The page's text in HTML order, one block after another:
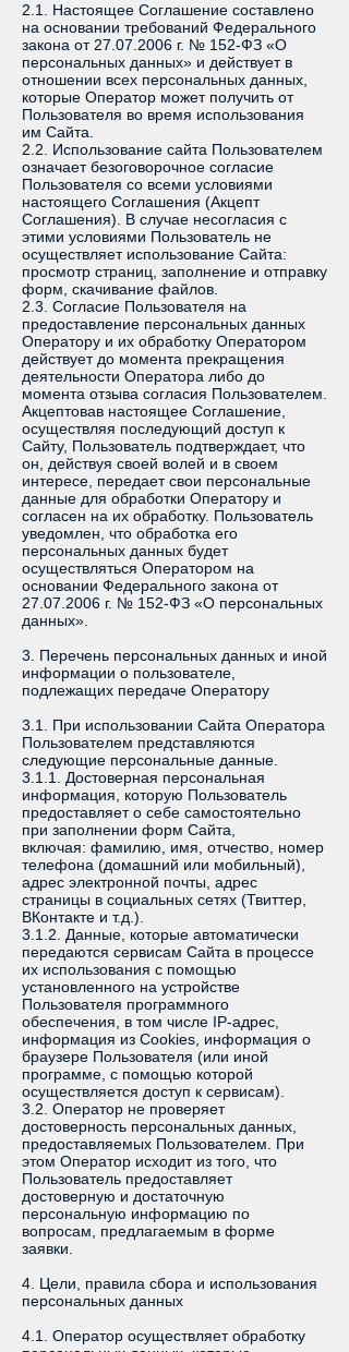
2.1. Настоящее Соглашение составлено
на основании требований Федерального
закона от 27.07.2006 г. № 152-ФЗ «О
персональных данных» и действует в
отношении всех персональных данных,
которые Оператор может получить от
Пользователя во время использования
им Сайта.
2.2. Использование сайта Пользователем
означает безоговорочное согласие
Пользователя со всеми условиями
настоящего Соглашения (Акцепт
Соглашения). В случае несогласия с
этими условиями Пользователь не
осуществляет использование Сайта:
просмотр страниц, заполнение и отправку
форм, скачивание файлов.
2.3. Согласие Пользователя на
предоставление персональных данных
Оператору и их обработку Оператором
действует до момента прекращения
деятельности Оператора либо до
момента отзыва согласия Пользователем.
Акцептовав настоящее Соглашение,
осуществляя последующий доступ к
Сайту, Пользователь подтверждает, что
он, действуя своей волей и в своем
интересе, передает свои персональные
данные для обработки Оператору и
согласен на их обработку. Пользователь
уведомлен, что обработка его
персональных данных будет
осуществляться Оператором на
основании Федерального закона от
27.07.2006 г. № 152-ФЗ «О персональных
данных».
3. Перечень персональных данных и иной
информации о пользователе,
подлежащих передаче Оператору
3.1. При использовании Сайта Оператора
Пользователем представляются
следующие персональные данные.
3.1.1. Достоверная персональная
информация, которую Пользователь
предоставляет о себе самостоятельно
при заполнении форм Сайта,
включая: фамилию, имя, отчество, номер
телефона (домашний или мобильный),
адрес электронной почты, адрес
страницы в социальных сетях (Твиттер,
ВКонтакте и т.д.).
3.1.2. Данные, которые автоматически
передаются сервисам Сайта в процессе
их использования с помощью
установленного на устройстве
Пользователя программного
обеспечения, в том числе IP-адрес,
информация из Cookies, информация о
браузере Пользователя (или иной
программе, с помощью которой
осуществляется доступ к сервисам).
3.2. Оператор не проверяет
достоверность персональных данных,
предоставляемых Пользователем. При
этом Оператор исходит из того, что
Пользователь предоставляет
достоверную и достаточную
персональную информацию по
вопросам, предлагаемым в форме
заявки.
4. Цели, правила сбора и использования
персональных данных
4.1. Оператор осуществляет обработку